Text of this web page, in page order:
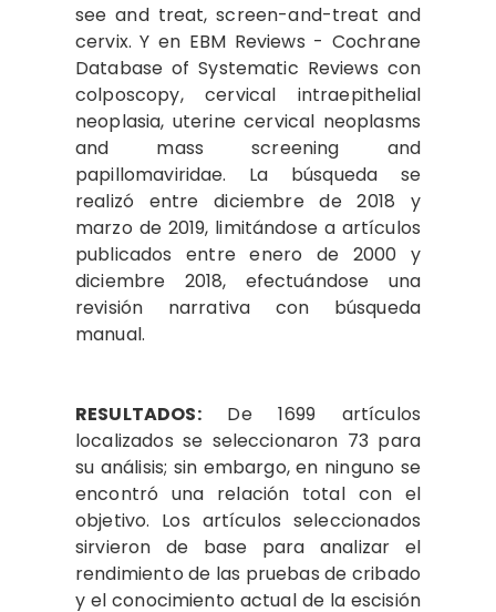
see and treat, screen-and-treat and
cervix. Y en EBM Reviews - Cochrane
Database of Systematic Reviews con
colposcopy, cervical intraepithelial
neoplasia, uterine cervical neoplasms
and mass screening and
papillomaviridae. La búsqueda se
realizó entre diciembre de 2018 y
marzo de 2019, limitándose a artículos
publicados entre enero de 2000 y
diciembre 2018, efectuándose una
revisión narrativa con búsqueda
manual.
RESULTADOS:De 1699 artículos
localizados se seleccionaron 73 para
su análisis; sin embargo, en ninguno se
encontró una relación total con el
objetivo. Los artículos seleccionados
sirvieron de base para analizar el
rendimiento de las pruebas de cribado
y el conocimiento actual de la escisión